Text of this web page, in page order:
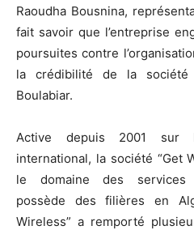
Raoudha Bousnina,
fait savoir que l’entreprise
poursuites contre
la crédibilité de la
Boulabiar.
Active depuis 2001 sur
international, la société “Get
le domaine des services
possède des filières en
Wireless” a remporté